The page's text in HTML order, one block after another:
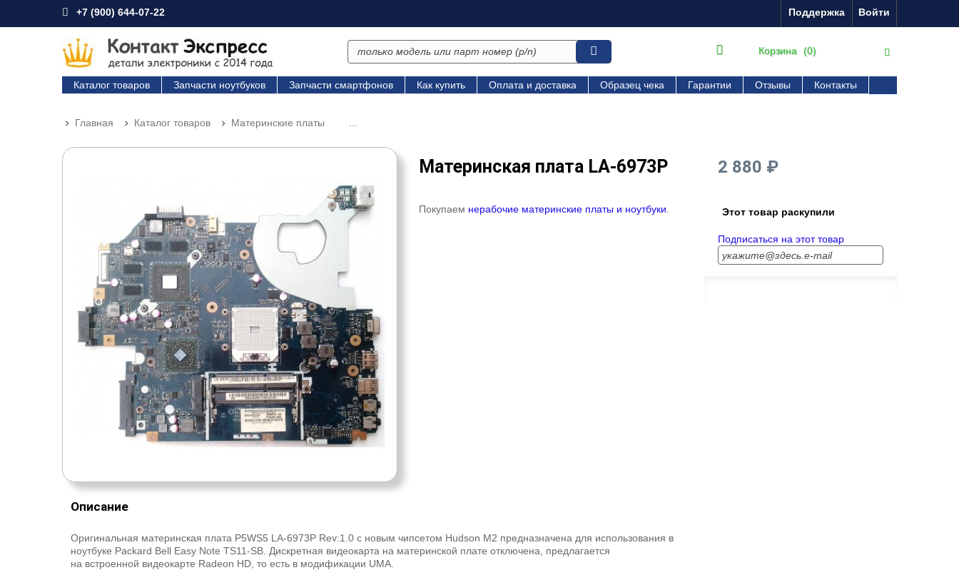
Войти
Поддержка
+7 (900) 644-07-22
Корзина (0)
Каталог товаров Запчасти ноутбуков Запчасти смартфонов Как купить Оплата и доставка Образец чека Гарантии Отзывы Контакты
Главная Каталог товаров Материнские платы
Материнская плата LA-6973P
Покупаем нерабочие материнские платы и ноутбуки
2 880 ₽
Этот товар раскупили
Подписаться на этот товар
Описание
Оригинальная материнская плата P5WS5 LA-6973P Rev:1.0 с новым чипсетом Hudson M2 предназначена для использования в
ноутбуке Packard Bell Easy Note TS11-SB. Дискретная видеокарта на материнской плате отключена, предлагается
на встроенной видеокарте Radeon HD, то есть в модификации UMA.